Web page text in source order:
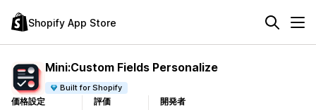
Shopify App Store
Mini:Custom Fields Personalize
Built for Shopify
価格設定
評価
開発者